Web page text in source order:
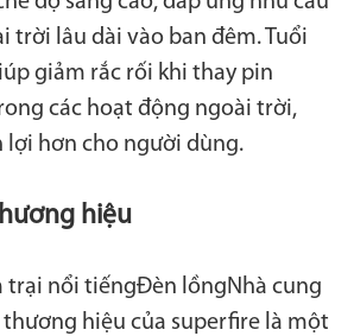
trời lâu dài vào ban đêm. Tuổi
giảm rắc rối khi thay pin
các hoạt động ngoài trời,
lợi hơn cho người dùng.
hiệu
trại nổi tiếngĐèn lồngNhà cung
hiệu của superfire là một